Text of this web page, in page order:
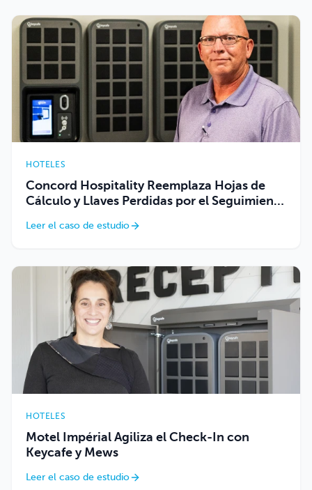
HOTELES
Concord Hospitality Reemplaza Hojas de
Cálculo y Llaves Perdidas por el Seguimiento
Leer el caso de estudio
HOTELES
Motel Impérial Agiliza el Check-In con
Keycafe y Mews
Leer el caso de estudio